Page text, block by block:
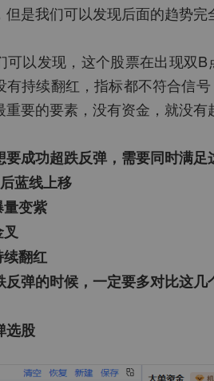
但是我们可以发现后面的趋势
可以发现，这个股票在出现双
有持续翻红，指标都不符合信
重要的要素，没有资金，就没
要成功超跌反弹，需要同时满足
蓝线上移
变紫
叉
翻红
反弹的时候，一定要多对比这
选股